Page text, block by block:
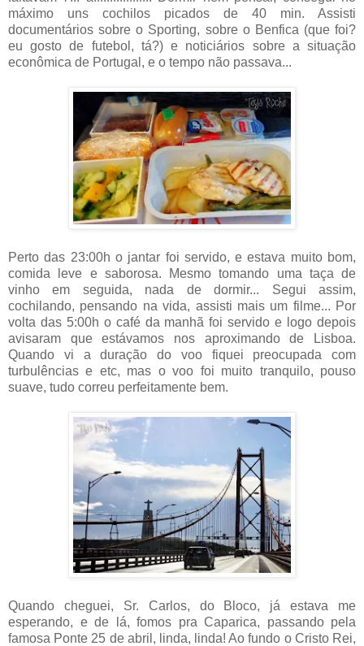
máximo uns cochilos picados de 40 min. Assisti
documentários sobre o Sporting, sobre o Benfica (que foi?
eu gosto de futebol, tá?) e noticiários sobre a situação
econômica de Portugal, e o tempo não passava...
Perto das 23:00h o jantar foi servido, e estava muito bom,
comida leve e saborosa. Mesmo tomando uma taça de
vinho em seguida, nada de dormir... Segui assim,
cochilando, pensando na vida, assisti mais um filme... Por
volta das 5:00h o café da manhã foi servido e logo depois
avisaram que estávamos nos aproximando de Lisboa.
Quando vi a duração do voo fiquei preocupada com
turbulências e etc, mas o voo foi muito tranquilo, pouso
suave, tudo correu perfeitamente bem.
Quando cheguei, Sr. Carlos, do Bloco, já estava me
esperando, e de lá, fomos pra Caparica, passando pela
famosa Ponte 25 de abril, linda, linda! Ao fundo o Cristo Rei,